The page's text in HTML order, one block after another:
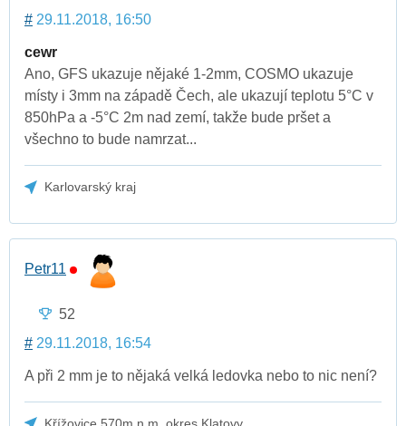
# 29.11.2018, 16:50
cewr
Ano, GFS ukazuje nějaké 1-2mm, COSMO ukazuje
místy i 3mm na západě Čech, ale ukazují teplotu 5°C v
850hPa a -5°C 2m nad zemí, takže bude pršet a
všechno to bude namrzat...
Karlovarský kraj
Petr11
52
# 29.11.2018, 16:54
A při 2 mm je to nějaká velká ledovka nebo to nic není?
Křížovice 570m.n.m, okres Klatovy